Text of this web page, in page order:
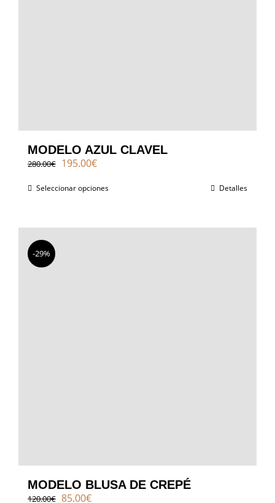
MODELO AZUL CLAVEL
280.00€ El
original
195.00€El
actual
Seleccionar opciones Detalles
-29%
MODELO BLUSA DE CREPÉ
120.00€ El
85.00€El